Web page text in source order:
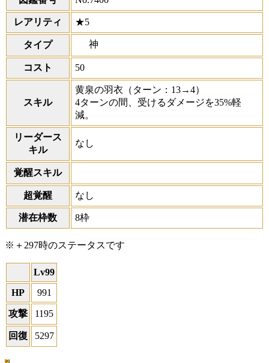
レアリティ ★5
タイプ 神
コスト 50
スキル
黄泉の羽衣 （ターン：13→4）
4ターンの間、受けるダメージを35%軽
減。
リーダース
キル
なし
覚醒スキル
超覚醒 なし
潜在枠数 8枠
※＋297時のステータスです
Lv99
HP
991
攻撃 1195
回復 5297